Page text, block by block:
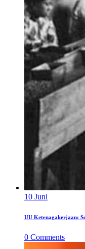
10 Juni
UU Ketenagakerjaan:
0 Comments